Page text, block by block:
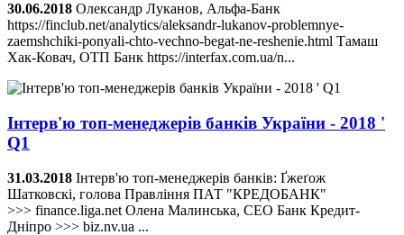
30.06.2018 Олександр Луканов, Альфа-Банк
https://finclub.net/analytics/aleksandr-lukanov-problemnye-
zaemshchiki-ponyali-chto-vechno-begat-ne-reshenie.html Тамаш
Хак-Ковач, ОТП Банк https://interfax.com.ua/n...
Інтерв'ю топ-менеджерів банків України - 2018 '
Q1
31.03.2018 Інтерв'ю топ-менеджерів банків: Ґжеґож
Шатковскі, голова Правління ПАТ "КРЕДОБАНК"
>>> finance.liga.net Олена Малинська, CEO Банк Кредит-
Дніпро >>> biz.nv.ua ...